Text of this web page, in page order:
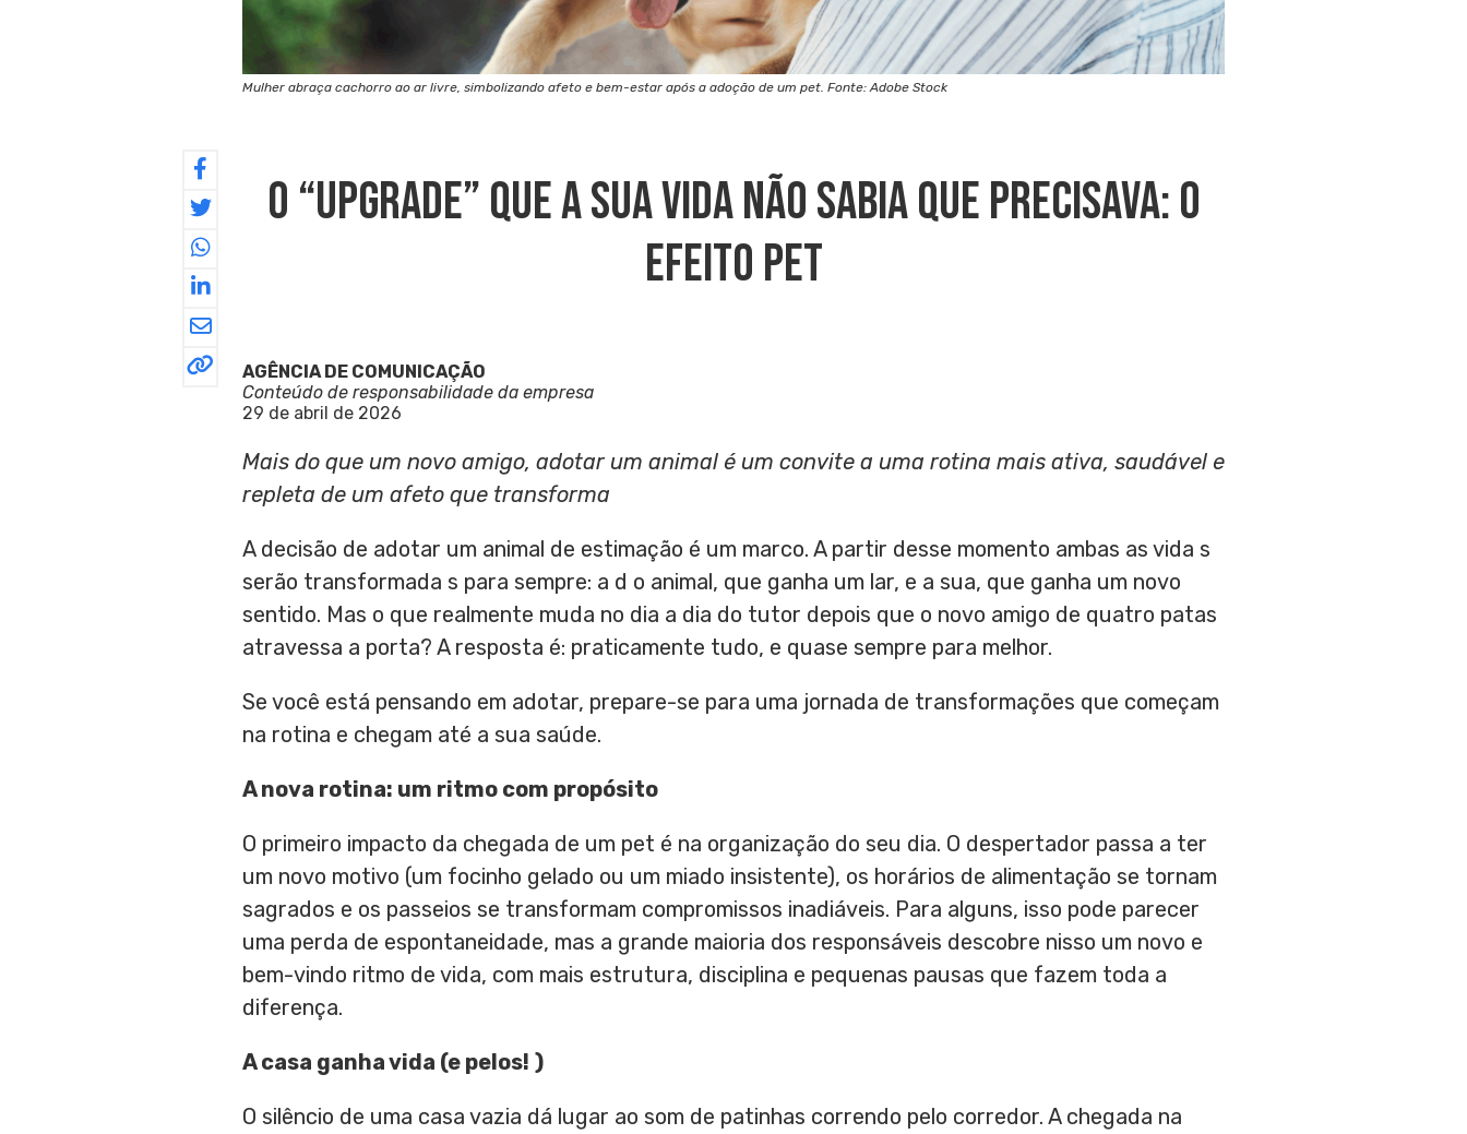
Mulher abraça cachorro ao ar livre, simbolizando afeto e bem-estar após a adoção de um pet. Fonte: Adobe Stock
O “upgrade” Que A Sua Vida Não Sabia Que Precisava: O
Efeito Pet
AGÊNCIA DE COMUNICAÇÃO
Conteúdo de responsabilidade da empresa
29 de abril de 2026
Mais do que um novo amigo, adotar um animal é um convite a uma rotina mais ativa, saudável e
repleta de um afeto que transforma
A decisão de adotar um animal de estimação é um marco. A partir desse momento ambas as vida s
serão transformada s para sempre: a d o animal, que ganha um lar, e a sua, que ganha um novo
sentido. Mas o que realmente muda no dia a dia do tutor depois que o novo amigo de quatro patas
atravessa a porta? A resposta é: praticamente tudo, e quase sempre para melhor.
Se você está pensando em adotar, prepare-se para uma jornada de transformações que começam
na rotina e chegam até a sua saúde.
Anova rotina: um ritmo com propósito
O primeiro impacto da chegada de um pet é na organização do seu dia. O despertador passa a ter
um novo motivo (um focinho gelado ou um miado insistente), os horários de alimentação se tornam
sagrados e os passeios se transformam compromissos inadiáveis. Para alguns, isso pode parecer
uma perda de espontaneidade, mas a grande maioria dos responsáveis descobre nisso um novo e
bem-vindo ritmo de vida, com mais estrutura, disciplina e pequenas pausas que fazem toda a
diferença.
Acasa ganhavida (e pelos! )
O silêncio de uma casa vazia dá lugar ao som de patinhas correndo pelo corredor. A chegada na